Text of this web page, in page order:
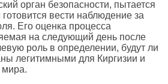
орган безопасности, пытается
вести наблюдение за
Его оценка процесса
на следующий день после
роль в определении, будут ли
легитимными для Киргизии и
мира.